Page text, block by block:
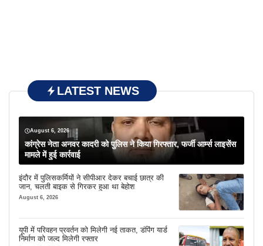
LATEST NEWS
August 6, 2026
कांग्रेस नेता अनवर कादरी को पुलिस ने किया गिरफ्तार, फर्जी आर्म्स लाइसेंस
मामले में हुई कार्रवाई
इंदौर में पुलिसकर्मियों ने सीपीआर देकर बचाई छात्र की
जान, चलती बाइक से गिरकर हुआ था बेहोश
August 6, 2026
यूपी में परिवहन प्रवर्तन को मिलेगी नई ताकत, डंपिंग यार्ड
निर्माण को जल्द मिलेगी रफ्तार